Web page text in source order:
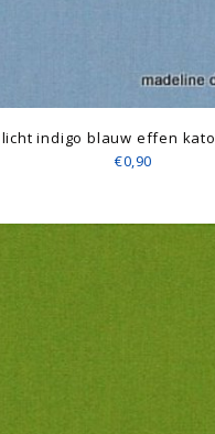
licht indigo blauw effen
€0,90